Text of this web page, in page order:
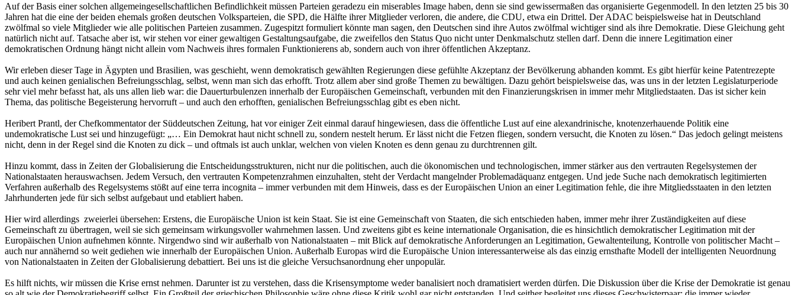
Auf der Basis einer solchen allgemeingesellschaftlichen Befindlichkeit müssen Parteien geradezu ein miserables Image haben, denn sie sind gewissermaßen das organisierte Gegenmodell. In den letzten 25 bis 30
Jahren hat die eine der beiden ehemals großen deutschen Volksparteien, die SPD, die Hälfte ihrer Mitglieder verloren, die andere, die CDU, etwa ein Drittel. Der ADAC beispielsweise hat in Deutschland
zwölfmal so viele Mitglieder wie alle politischen Parteien zusammen. Zugespitzt formuliert könnte man sagen, den Deutschen sind ihre Autos zwölfmal wichtiger sind als ihre Demokratie. Diese Gleichung geht
natürlich nicht auf. Tatsache aber ist, wir stehen vor einer gewaltigen Gestaltungsaufgabe, die zweifellos den Status Quo nicht unter Denkmalschutz stellen darf. Denn die innere Legitimation einer
demokratischen Ordnung hängt nicht allein vom Nachweis ihres formalen Funktionierens ab, sondern auch von ihrer öffentlichen Akzeptanz.
Wir erleben dieser Tage in Ägypten und Brasilien, was geschieht, wenn demokratisch gewählten Regierungen diese gefühlte Akzeptanz der Bevölkerung abhanden kommt. Es gibt hierfür keine Patentrezepte
und auch keinen genialischen Befreiungsschlag, selbst, wenn man sich das erhofft. Trotz allem aber sind große Themen zu bewältigen. Dazu gehört beispielsweise das, was uns in der letzten Legislaturperiode
sehr viel mehr befasst hat, als uns allen lieb war: die Dauerturbulenzen innerhalb der Europäischen Gemeinschaft, verbunden mit den Finanzierungskrisen in immer mehr Mitgliedstaaten. Das ist sicher kein
Thema, das politische Begeisterung hervorruft – und auch den erhofften, genialischen Befreiungsschlag gibt es eben nicht.
Heribert Prantl, der Chefkommentator der Süddeutschen Zeitung, hat vor einiger Zeit einmal darauf hingewiesen, dass die öffentliche Lust auf eine alexandrinische, knotenzerhauende Politik eine
undemokratische Lust sei und hinzugefügt: „… Ein Demokrat haut nicht schnell zu, sondern nestelt herum. Er lässt nicht die Fetzen fliegen, sondern versucht, die Knoten zu lösen.“ Das jedoch gelingt meistens
nicht, denn in der Regel sind die Knoten zu dick – und oftmals ist auch unklar, welchen von vielen Knoten es denn genau zu durchtrennen gilt.
Hinzu kommt, dass in Zeiten der Globalisierung die Entscheidungsstrukturen, nicht nur die politischen, auch die ökonomischen und technologischen, immer stärker aus den vertrauten Regelsystemen der
Nationalstaaten herauswachsen. Jedem Versuch, den vertrauten Kompetenzrahmen einzuhalten, steht der Verdacht mangelnder Problemadäquanz entgegen. Und jede Suche nach demokratisch legitimierten
Verfahren außerhalb des Regelsystems stößt auf eine terra incognita – immer verbunden mit dem Hinweis, dass es der Europäischen Union an einer Legitimation fehle, die ihre Mitgliedsstaaten in den letzten
Jahrhunderten jede für sich selbst aufgebaut und etabliert haben.
Hier wird allerdings zweierlei übersehen: Erstens, die Europäische Union ist kein Staat. Sie ist eine Gemeinschaft von Staaten, die sich entschieden haben, immer mehr ihrer Zuständigkeiten auf diese
Gemeinschaft zu übertragen, weil sie sich gemeinsam wirkungsvoller wahrnehmen lassen. Und zweitens gibt es keine internationale Organisation, die es hinsichtlich demokratischer Legitimation mit der
Europäischen Union aufnehmen könnte. Nirgendwo sind wir außerhalb von Nationalstaaten – mit Blick auf demokratische Anforderungen an Legitimation, Gewaltenteilung, Kontrolle von politischer Macht –
auch nur annähernd so weit gediehen wie innerhalb der Europäischen Union. Außerhalb Europas wird die Europäische Union interessanterweise als das einzig ernsthafte Modell der intelligenten Neuordnung
von Nationalstaaten in Zeiten der Globalisierung debattiert. Bei uns ist die gleiche Versuchsanordnung eher unpopulär.
Es hilft nichts, wir müssen die Krise ernst nehmen. Darunter ist zu verstehen, dass die Krisensymptome weder banalisiert noch dramatisiert werden dürfen. Die Diskussion über die Krise der Demokratie ist genau